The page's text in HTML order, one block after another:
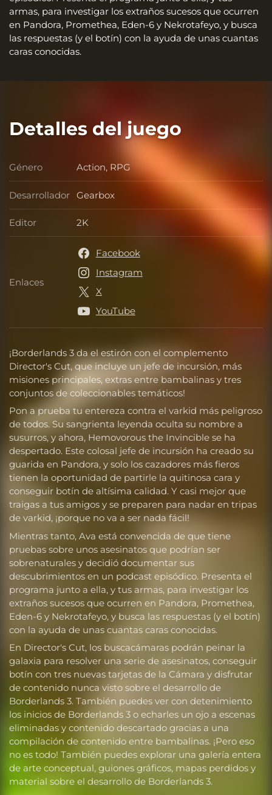
armas, para investigar los extraños sucesos que ocurren
en Pandora, Promethea, Eden-6 y Nekrotafeyo, y busca
las respuestas (y el botín) con la ayuda de unas cuantas
caras conocidas.
Detalles del juego
¡Borderlands 3 da el estirón con el complemento
Director's Cut, que incluye un jefe de incursión, más
misiones principales, extras entre bambalinas y tres
conjuntos de coleccionables temáticos!
Pon a prueba tu entereza contra el varkid más peligroso
de todos. Su sangrienta leyenda oculta su nombre a
susurros, y ahora, Hemovorous the Invincible se ha
despertado. Este colosal jefe de incursión ha creado su
guarida en Pandora, y solo los cazadores más fieros
tienen la oportunidad de partirle la quitinosa cara y
conseguir botín de altísima calidad. Y casi mejor que
traigas a tus amigos y se preparen para nadar en tripas
de varkid, ¡porque no va a ser nada fácil!
Mientras tanto, Ava está convencida de que tiene
pruebas sobre unos asesinatos que podrían ser
sobrenaturales y decidió documentar sus
descubrimientos en un podcast episódico. Presenta el
programa junto a ella, y tus armas, para investigar los
extraños sucesos que ocurren en Pandora, Promethea,
Eden-6 y Nekrotafeyo, y busca las respuestas (y el botín)
con la ayuda de unas cuantas caras conocidas.
En Director's Cut, los buscacámaras podrán peinar la
galaxia para resolver una serie de asesinatos, conseguir
botín con tres nuevas tarjetas de la Cámara y disfrutar
de contenido nunca visto sobre el desarrollo de
Borderlands 3. También puedes ver con detenimiento
los inicios de Borderlands 3 o echarles un ojo a escenas
eliminadas y contenido descartado gracias a una
compilación de contenido entre bambalinas. ¡Pero eso
no es todo! También puedes explorar una galería entera
de arte conceptual, guiones gráficos, mapas perdidos y
material sobre el desarrollo de Borderlands 3.
Género Género
Action, RPG
Desarrollador Desarrollador
Gearbox
Editor Editor
2K
Enlaces Enlaces
Facebook
Instagram
X
YouTube